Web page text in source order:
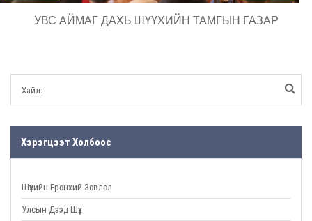
УВС АЙМАГ ДАХЬ ШҮҮХИЙН ТАМГЫН ГАЗАР
Хэрэгцээт Холбоос
Шүүхийн Ерөнхий Зөвлөл
Улсын Дээд Шүүх